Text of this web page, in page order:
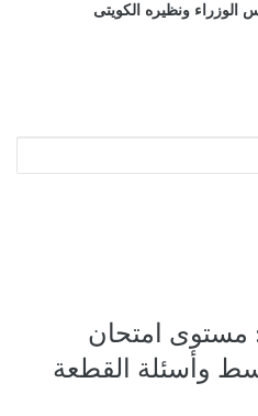
ونظيره الكويتى
مستوى امتحان
وأسئلة القطعة